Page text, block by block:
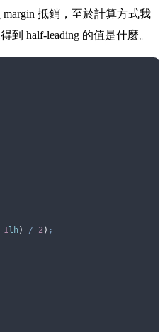
抵銷，至於計算方式我
到 half-leading 的值是什麼。
1lh ) / 2) ;